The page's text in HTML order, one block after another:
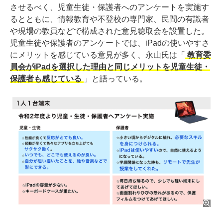
させるべく、児童生徒・保護者へのアンケートを実施す
るとともに、情報教育や不登校の専門家、民間の有識者
や現場の教員などで構成された意見聴取会を設置した。
児童生徒や保護者のアンケートでは、iPadの使いやすさ
にメリットを感じている意見が多く、永山氏は「 教育委
員会がiPadを選択した理由と同じメリットを児童生徒・
保護者も感じている
」と語っている。